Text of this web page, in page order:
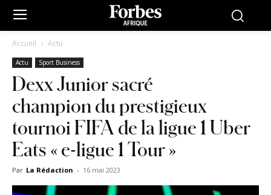
Accueil Actu
Actu Sport Business
Dexx Junior sacré
champion du prestigieux
tournoi FIFA de la ligue 1 Uber
Eats « e-ligue 1 Tour »
Par La Rédaction - 16 mai 2023